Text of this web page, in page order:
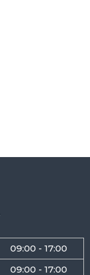
09:00 - 17:00
09:00 - 17:00